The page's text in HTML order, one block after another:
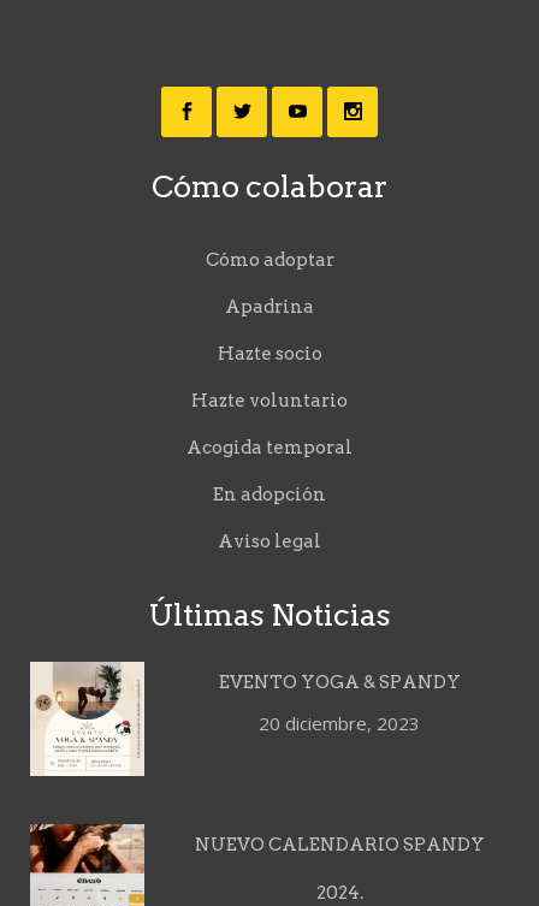
Cómo colaborar
Cómo adoptar
Apadrina
Hazte socio
Hazte voluntario
Acogida temporal
En adopción
Aviso legal
Últimas Noticias
EVENTO YOGA & SPANDY
20 diciembre, 2023
NUEVO CALENDARIO SPANDY
2024.